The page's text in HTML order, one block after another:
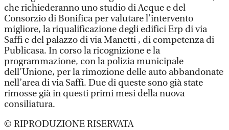
che richiederanno uno studio di Acque e del
Consorzio di Bonifica per valutare l’intervento
migliore, la riqualificazione degli edifici Erp di via
Saffi e del palazzo di via Manetti , di competenza di
Publicasa. In corso la ricognizione e la
programmazione, con la polizia municipale
dell’Unione, per la rimozione delle auto abbandonate
nell’area di via Saffi. Due di queste sono già state
rimosse già in questi primi mesi della nuova
consiliatura.
© RIPRODUZIONE RISERVATA